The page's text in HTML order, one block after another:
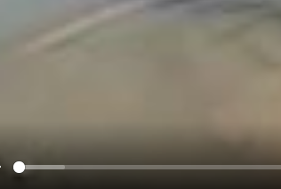
Ich möchte eine E-Mail, wenn auf dieser Seite weitere